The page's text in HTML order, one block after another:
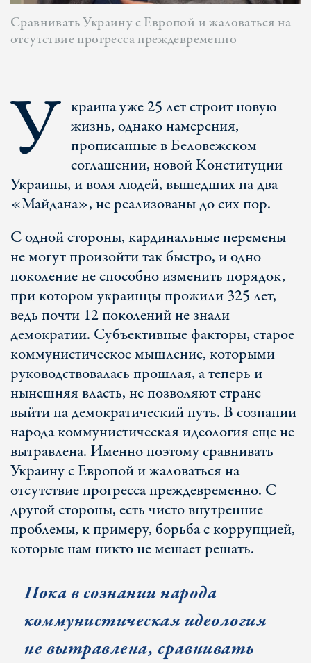
Cравнивать Украину с Европой и жаловаться на
отсутствие прогресса преждевременно
У краина уже 25 лет строит новую
жизнь, однако намерения,
прописанные в Беловежском
соглашении, новой Конституции
Украины, и воля людей, вышедших на два
«Майдана», не реализованы до сих пор.
С одной стороны, кардинальные перемены
не могут произойти так быстро, и одно
поколение не способно изменить порядок,
при котором украинцы прожили 325 лет,
ведь почти 12 поколений не знали
демократии. Субъективные факторы, старое
коммунистическое мышление, которыми
руководствовалась прошлая, а теперь и
нынешняя власть, не позволяют стране
выйти на демократический путь. В сознании
народа коммунистическая идеология еще не
вытравлена. Именно поэтому сравнивать
Украину с Европой и жаловаться на
отсутствие прогресса преждевременно. С
другой стороны, есть чисто внутренние
проблемы, к примеру, борьба с коррупцией,
которые нам никто не мешает решать.
Пока в сознании народа
коммунистическая идеология
не вытравлена, сравнивать